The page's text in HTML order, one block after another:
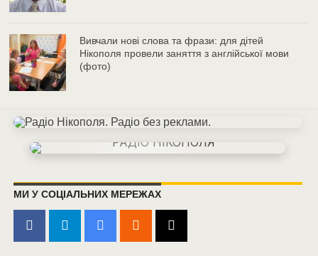
Вивчали нові слова та фрази: для дітей
Нікополя провели заняття з англійської мови
(фото)
МИ У СОЦІАЛЬНИХ МЕРЕЖАХ